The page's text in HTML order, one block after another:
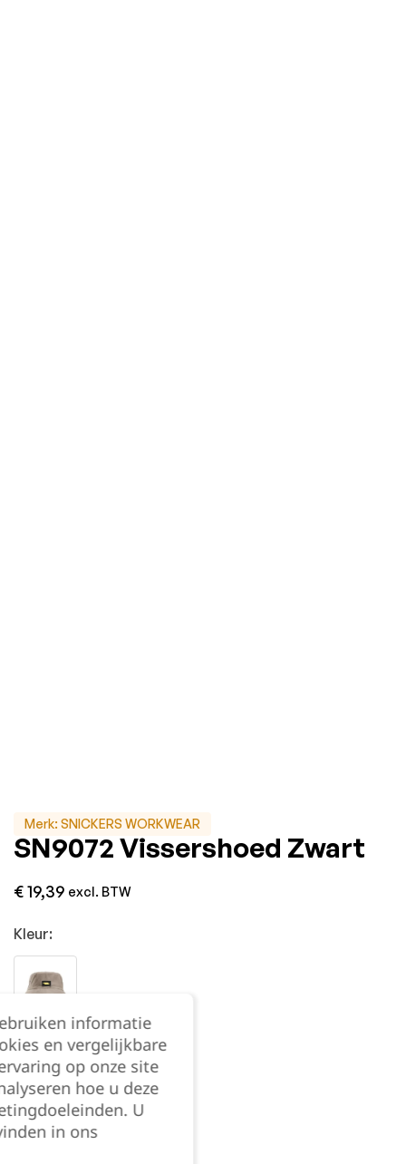
Merk: SNICKERS WORKWEAR
SN9072 Vissershoed Zwart
€19,39 excl. BTW
Kleur:
Maat:
S/M L/XL
Kies je aantal:
informatie
en vergelijkbare
op onze site
hoe u deze
U
in ons